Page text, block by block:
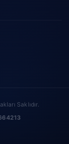
Saklıdır.